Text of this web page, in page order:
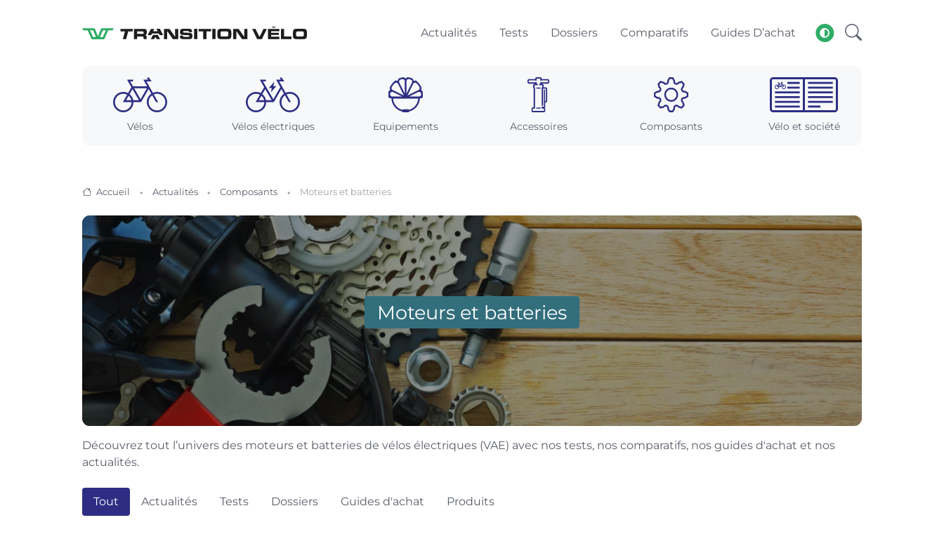
Actualités Tests Dossiers Comparatifs Guides D’achat
Vélos Vélos électriques Equipements Accessoires Composants Vélo et société
Accueil Actualités Composants Moteurs et batteries
Moteurs et batteries
Découvrez tout l’univers des moteurs et batteries de vélos électriques (VAE) avec nos tests, nos comparatifs, nos guides d'achat et nos
actualités.
Tout Actualités Tests Dossiers Guides d'achat Produits